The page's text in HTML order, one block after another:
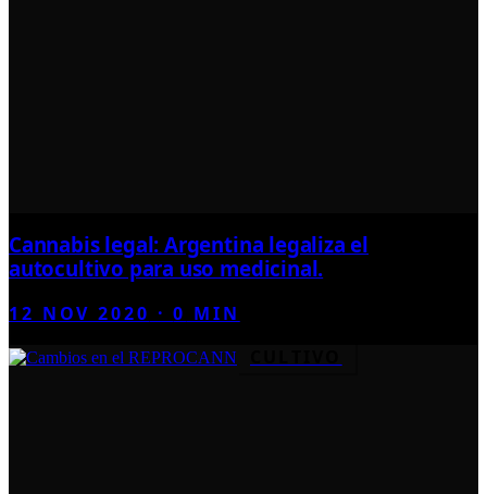
Cannabis legal: Argentina legaliza el
autocultivo para uso medicinal.
12 NOV 2020 ·0 MIN